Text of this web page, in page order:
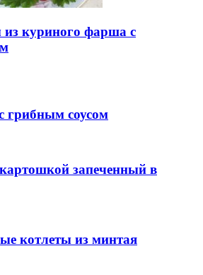
из куриного фарша с
грибным соусом
запеченный в
котлеты из минтая